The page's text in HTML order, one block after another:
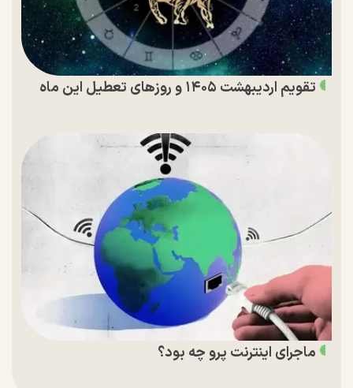
تقویم اردیبهشت ۱۴۰۵ و روز‌های تعطیل این ماه
ماجرای اینترنت پرو چه بود؟